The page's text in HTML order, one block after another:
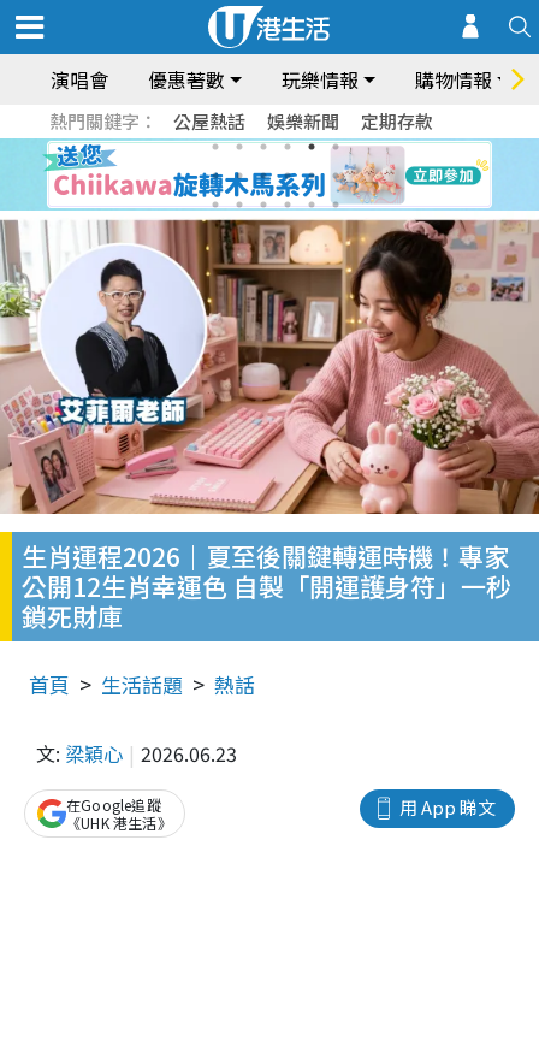
演唱會 優惠著數 玩樂情報 購物情報
熱門關鍵字： 公屋熱話 娛樂新聞 定期存款
生肖運程2026｜夏至後關鍵轉運時機！專家
公開12生肖幸運色 自製「開運護身符」一秒
鎖死財庫
首頁 生活話題 熱話
文: 梁穎心 2026.06.23
用 App 睇文
在Google追蹤
《UHK 港生活》